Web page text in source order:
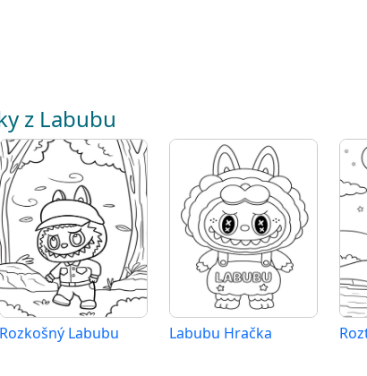
z Labubu
Rozkošný Labubu Labubu Hračka